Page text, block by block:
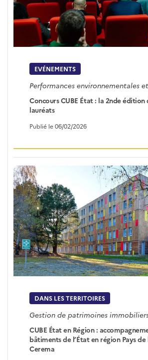
EVÉNEMENTS
Performances environnementales
Concours CUBE État : la 2nde édition
lauréats
Publié le 06/02/2026
DANS LES TERRITOIRES
Gestion de patrimoines
CUBE État en Région :
bâtiments de l’État en région Pays
Cerema